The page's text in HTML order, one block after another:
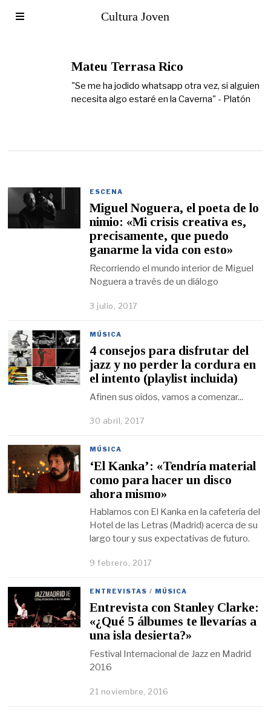
Cultura Joven
Mateu Terrasa Rico
"Se me ha jodido whatsapp otra vez, si alguien
necesita algo estaré en la Caverna" - Platón
ESCENA
Miguel Noguera, el poeta de lo
nimio: «Mi crisis creativa es,
precisamente, que puedo
ganarme la vida con esto»
Recorriendo el mundo interior de Miguel
Noguera a través de un diálogo
3 julio, 2017
MÚSICA
4 consejos para disfrutar del
jazz y no perder la cordura en
el intento (playlist incluida)
Afinen sus oídos, vamos a comenzar...
30 abril, 2017
MÚSICA
‘El Kanka’: «Tendría material
como para hacer un disco
ahora mismo»
Hablamos con El Kanka en la cafetería del
Hotel de las Letras (Madrid) acerca de su
largo tour y sus expectativas de futuro.
9 febrero, 2017
ENTREVISTAS / MÚSICA
Entrevista con Stanley Clarke:
«¿Qué 5 álbumes te llevarías a
una isla desierta?»
Festival Internacional de Jazz en Madrid
2016
21 noviembre, 2016